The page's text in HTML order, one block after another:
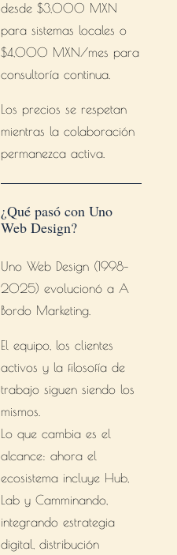
desde $3,000 MXN
para sistemas locales o
$4,000 MXN/mes para
consultoría continua.
Los precios se respetan
mientras la colaboración
permanezca activa.
¿Qué pasó con Uno
Web Design?
Uno Web Design (1998–
2025) evolucionó a A
Bordo Marketing.
El equipo, los clientes
activos y la filosofía de
trabajo siguen siendo los
mismos.
Lo que cambia es el
alcance: ahora el
ecosistema incluye Hub,
Lab y Camminando,
integrando estrategia
digital, distribución